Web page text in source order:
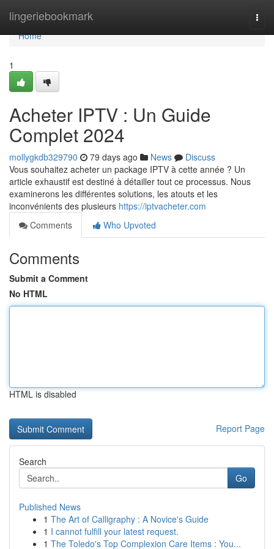
lingeriebookmark
Home
Home
1
Acheter IPTV : Un Guide
Complet 2024
mollygkdb329790 79 days ago News
Discuss
Vous souhaitez acheter un package IPTV à cette année ? Un
article exhaustif est destiné à détailler tout ce processus. Nous
examinerons les différentes solutions, les atouts et les
inconvénients des plusieurs https://iptvacheter.com
Comments
Who Upvoted
Comments
Submit a Comment
No HTML
HTML is disabled
Report Page
Search
Go
Published News
1 The Art of Calligraphy : A Novice's Guide
1 I cannot fulfill your latest request.
1 The Toledo's Top Complexion Care Items : You...